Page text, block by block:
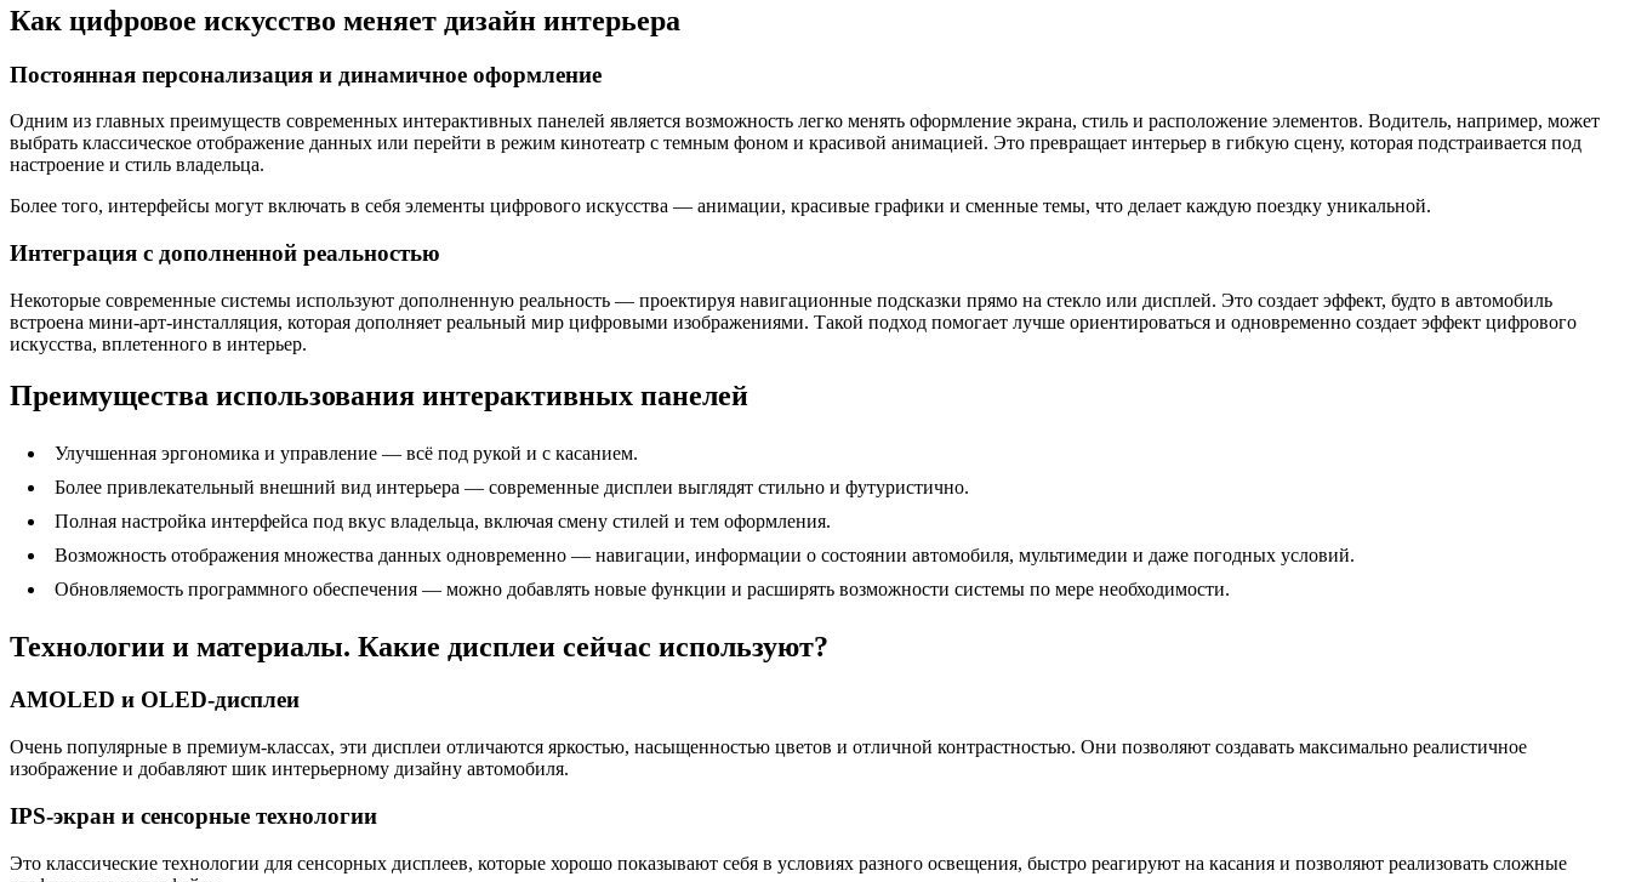
Как цифровое искусство меняет дизайн интерьера
Постоянная персонализация и динамичное оформление
Одним из главных преимуществ современных интерактивных панелей является возможность легко менять оформление экрана, стиль и расположение элементов. Водитель, например, может
выбрать классическое отображение данных или перейти в режим кинотеатр с темным фоном и красивой анимацией. Это превращает интерьер в гибкую сцену, которая подстраивается под
настроение и стиль владельца.
Более того, интерфейсы могут включать в себя элементы цифрового искусства — анимации, красивые графики и сменные темы, что делает каждую поездку уникальной.
Интеграция с дополненной реальностью
Некоторые современные системы используют дополненную реальность — проектируя навигационные подсказки прямо на стекло или дисплей. Это создает эффект, будто в автомобиль
встроена мини-арт-инсталляция, которая дополняет реальный мир цифровыми изображениями. Такой подход помогает лучше ориентироваться и одновременно создает эффект цифрового
искусства, вплетенного в интерьер.
Преимущества использования интерактивных панелей
Улучшенная эргономика и управление — всё под рукой и с касанием.
Более привлекательный внешний вид интерьера — современные дисплеи выглядят стильно и футуристично.
Полная настройка интерфейса под вкус владельца, включая смену стилей и тем оформления.
Возможность отображения множества данных одновременно — навигации, информации о состоянии автомобиля, мультимедии и даже погодных условий.
Обновляемость программного обеспечения — можно добавлять новые функции и расширять возможности системы по мере необходимости.
Технологии и материалы. Какие дисплеи сейчас используют?
AMOLED и OLED-дисплеи
Очень популярные в премиум-классах, эти дисплеи отличаются яркостью, насыщенностью цветов и отличной контрастностью. Они позволяют создавать максимально реалистичное
изображение и добавляют шик интерьерному дизайну автомобиля.
IPS-экран и сенсорные технологии
Это классические технологии для сенсорных дисплеев, которые хорошо показывают себя в условиях разного освещения, быстро реагируют на касания и позволяют реализовать сложные